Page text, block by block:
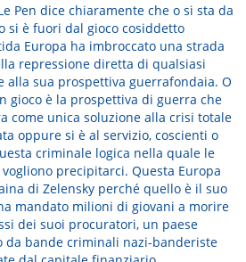
Pen dice chiaramente che o si sta da
si è fuori dal gioco cosiddetto
Europa ha imbroccato una strada
repressione diretta di qualsiasi
alla sua prospettiva guerrafondaia. O
gioco è la prospettiva di guerra che
come unica soluzione alla crisi totale
oppure si è al servizio, coscienti o
criminale logica nella quale le
precipitarci. Questa Europa
di Zelensky perché quello è il suo
mandato milioni di giovani a morire
dei suoi procuratori, un paese
da bande criminali nazi-banderiste